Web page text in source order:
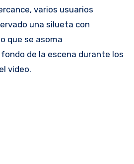
varios usuarios
una silueta con
que se asoma
de la escena durante los
video.